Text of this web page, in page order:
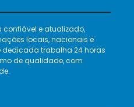
confiável e atualizado,
locais, nacionais e
dedicada trabalha 24 horas
de qualidade, com